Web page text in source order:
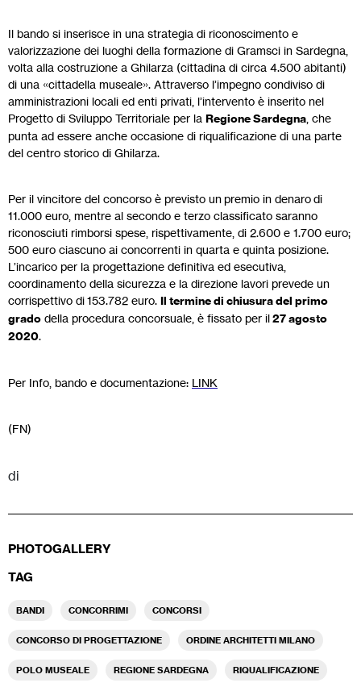
Il bando si inserisce in una strategia di riconoscimento e
valorizzazione dei luoghi della formazione di Gramsci in Sardegna,
volta alla costruzione a Ghilarza (cittadina di circa 4.500 abitanti)
di una «cittadella museale». Attraverso l’impegno condiviso di
amministrazioni locali ed enti privati, l’intervento è inserito nel
Progetto di Sviluppo Territoriale per la Regione Sardegna, che
punta ad essere anche occasione di riqualificazione di una parte
del centro storico di Ghilarza.
Per il vincitore del concorso è previsto un premio in denaro di
11.000 euro, mentre al secondo e terzo classificato saranno
riconosciuti rimborsi spese, rispettivamente, di 2.600 e 1.700 euro;
500 euro ciascuno ai concorrenti in quarta e quinta posizione.
L’incarico per la progettazione definitiva ed esecutiva,
coordinamento della sicurezza e la direzione lavori prevede un
corrispettivo di 153.782 euro. Il termine di chiusura del primo
grado della procedura concorsuale, è fissato per il27 agosto
2020.
Per Info, bando e documentazione: LINK
(FN)
di
PHOTOGALLERY
TAG
BANDI CONCORRIMI CONCORSI
CONCORSO DI PROGETTAZIONE ORDINE ARCHITETTI MILANO
POLO MUSEALE REGIONE SARDEGNA RIQUALIFICAZIONE